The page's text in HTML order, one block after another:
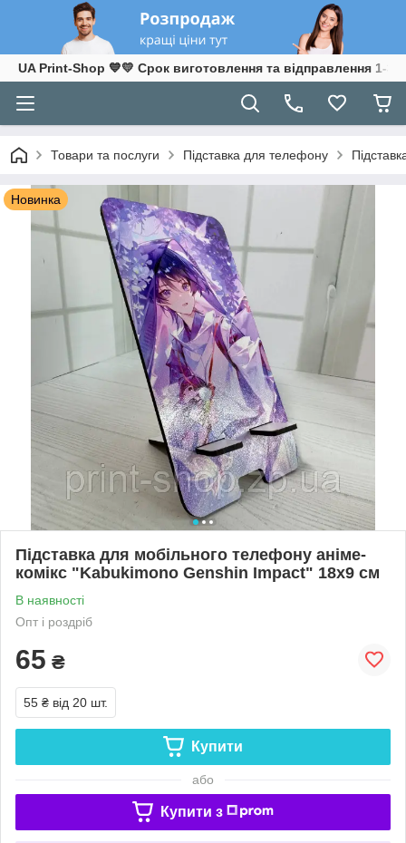
UA Print-Shop ​💙💛 Срок виготовлення та відправлення 1-3
Товари та послуги Підставка для телефону
Новинка
Підставка для мобільного телефону аніме-
комікс "Kabukimono Genshin Impact" 18х9 см
В наявності
Опт і роздріб
65 ₴
55 ₴ від 20 шт.
Купити
або
Купити з